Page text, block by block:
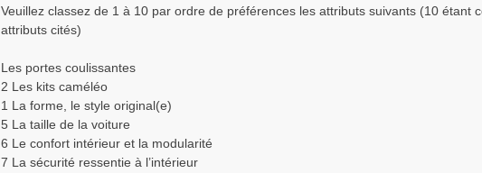
Veuillez classez de 1 à 10 par ordre de préférences les attributs suivants (10 étant
attributs cités)
Les portes coulissantes
2 Les kits caméléo
1 La forme, le style original(e)
5 La taille de la voiture
6 Le confort intérieur et la modularité
7 La sécurité ressentie à l’intérieur